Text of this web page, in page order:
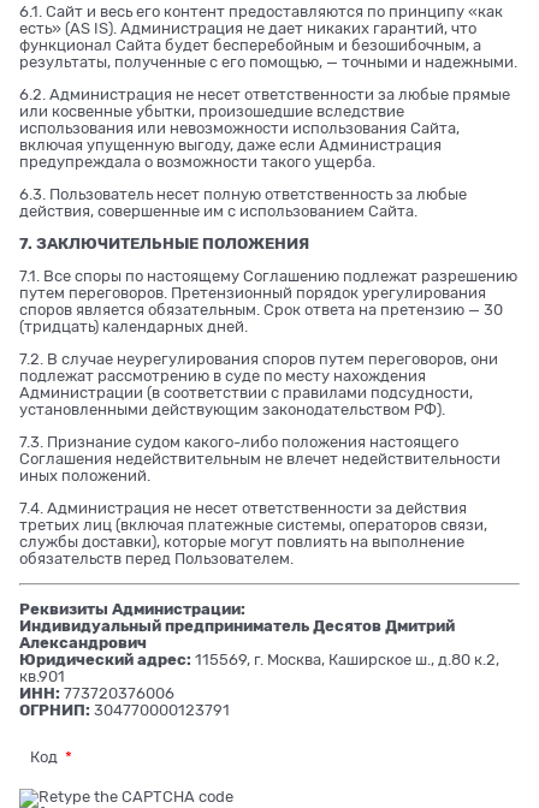
6.1. Сайт и весь его контент предоставляются по принципу «как
есть» (AS IS). Администрация не дает никаких гарантий, что
функционал Сайта будет бесперебойным и безошибочным, а
результаты, полученные с его помощью, — точными и надежными.
6.2. Администрация не несет ответственности за любые прямые
или косвенные убытки, произошедшие вследствие
использования или невозможности использования Сайта,
включая упущенную выгоду, даже если Администрация
предупреждала о возможности такого ущерба.
6.3. Пользователь несет полную ответственность за любые
действия, совершенные им с использованием Сайта.
7. ЗАКЛЮЧИТЕЛЬНЫЕ ПОЛОЖЕНИЯ
7.1. Все споры по настоящему Соглашению подлежат разрешению
путем переговоров. Претензионный порядок урегулирования
споров является обязательным. Срок ответа на претензию — 30
(тридцать) календарных дней.
7.2. В случае неурегулирования споров путем переговоров, они
подлежат рассмотрению в суде по месту нахождения
Администрации (в соответствии с правилами подсудности,
установленными действующим законодательством РФ).
7.3. Признание судом какого-либо положения настоящего
Соглашения недействительным не влечет недействительности
иных положений.
7.4. Администрация не несет ответственности за действия
третьих лиц (включая платежные системы, операторов связи,
службы доставки), которые могут повлиять на выполнение
обязательств перед Пользователем.
Реквизиты Администрации:
Индивидуальный предприниматель Десятов Дмитрий
Александрович
Юридический адрес: 115569, г. Москва, Каширское ш., д.80 к.2,
кв.901
ИНН: 773720376006
ОГРНИП: 304770000123791
Код